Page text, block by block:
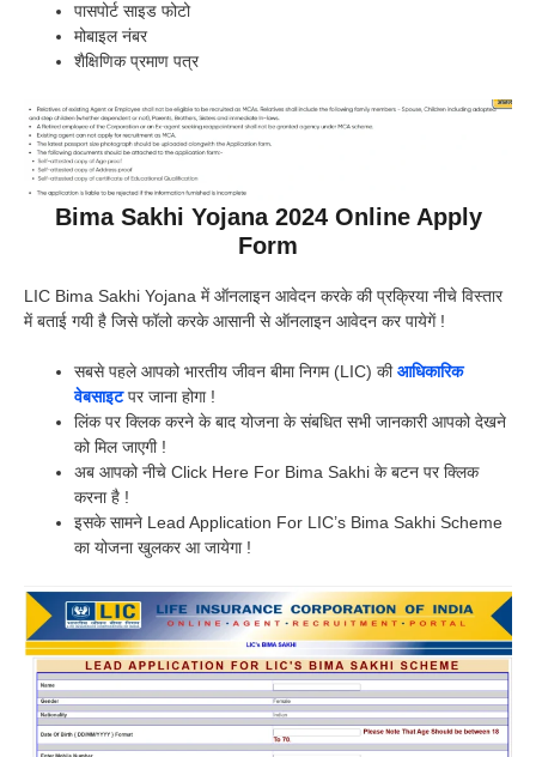
पासपोर्ट साइड फोटो
मोबाइल नंबर
शैक्षिणिक प्रमाण पत्र
Bima Sakhi Yojana 2024 Online Apply
Form
LIC Bima Sakhi Yojana में ऑनलाइन आवेदन करके की प्रक्रिया नीचे विस्तार
में बताई गयी है जिसे फॉलो करके आसानी से ऑनलाइन आवेदन कर पायेगें !
सबसे पहले आपको भारतीय जीवन बीमा निगम (LIC) कीआधिकारिक
वेबसाइटपर जाना होगा !
लिंक पर क्लिक करने के बाद योजना के संबधित सभी जानकारी आपको देखने
को मिल जाएगी !
अब आपको नीचे Click Here For Bima Sakhi के बटन पर क्लिक
करना है !
इसके सामने Lead Application For LIC’s Bima Sakhi Scheme
का योजना खुलकर आ जायेगा !